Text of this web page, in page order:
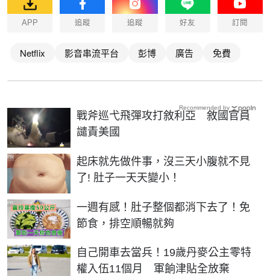
APP 追蹤 追蹤 好友 訂閱
Netflix 影音串流平台 彭博 廣告 免費
戰斧巡弋飛彈攻打敘利亞 敘國官員
譴責美國
起床就先做件事，沒三天小腹就不見
了! 肚子一天天變小！
PR
一週有感！肚子整個都消下去了！免
節食，排空順暢就夠
PR
自己開車去當兵！19歲丹麥公主零特
權入伍11個月 軍餉津貼全放棄
Recommended by